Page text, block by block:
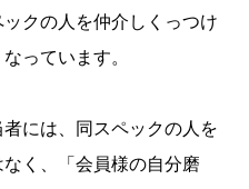
クの人を仲介しくっつけ
っています。
には、同スペックの人を
く、「会員様の自分磨